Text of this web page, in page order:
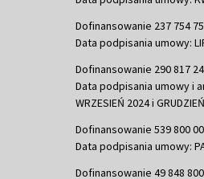
Dofinansowanie 237 754
Data podpisania umowy:
Dofinansowanie 290 817
Data podpisania umowy i
WRZESIEŃ 2024 i
Dofinansowanie 539 800
Data podpisania umowy:
Dofinansowanie 49 848